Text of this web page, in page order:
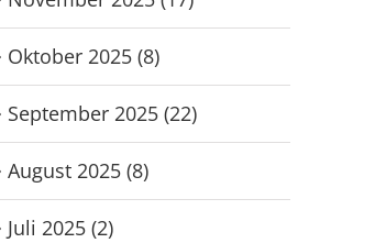
Oktober 2025 (8)
September 2025 (22)
August 2025 (8)
Juli 2025 (2)